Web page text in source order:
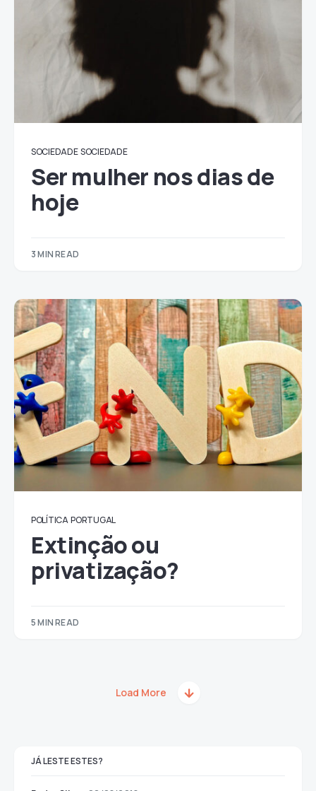
SOCIEDADE SOCIEDADE
Ser mulher nos dias de
hoje
3 MIN READ
POLÍTICA PORTUGAL
Extinção ou
privatização?
5 MIN READ
Load More
JÁ LESTE ESTES?